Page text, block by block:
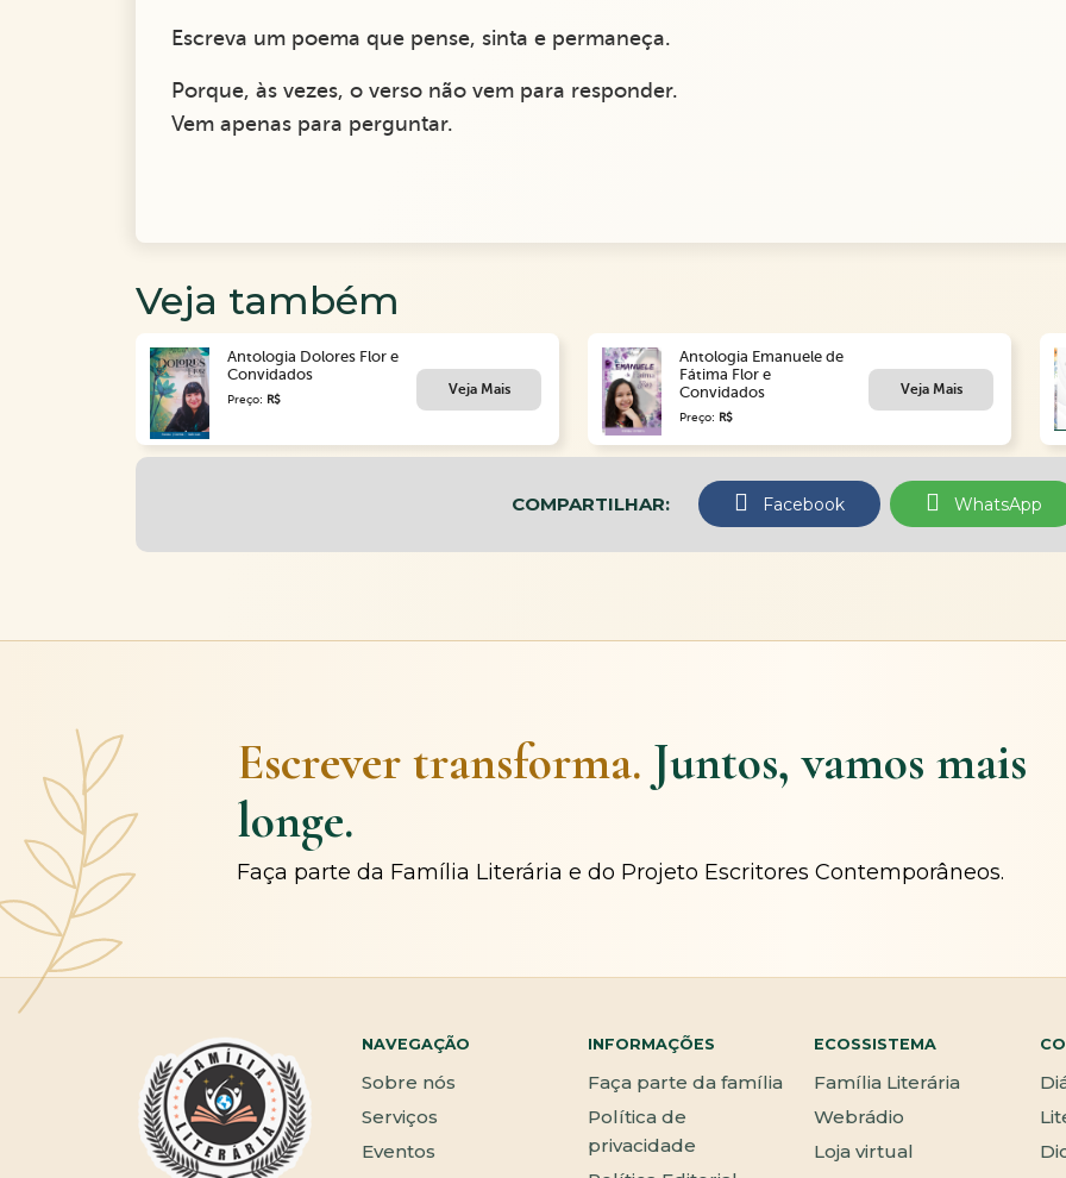
Escreva um poema que pense, sinta e permaneça.
Porque, às vezes, o verso não vem para responder.
Vem apenas para perguntar.
Veja também
Antologia Dolores Flor e
Convidados
Preço: R$
Veja Mais
Antologia Emanuele de
Fátima Flor e
Convidados
Preço: R$
Veja Mais
COMPARTILHAR: Facebook WhatsApp
Escrever transforma. Juntos, vamos mais
longe.
Faça parte da Família Literária e do Projeto Escritores Contemporâneos.
NAVEGAÇÃO
Sobre nós
Serviços
Eventos
INFORMAÇÕES
Faça parte da família
Política de
privacidade
ECOSSISTEMA
Família Literária
Webrádio
Loja virtual